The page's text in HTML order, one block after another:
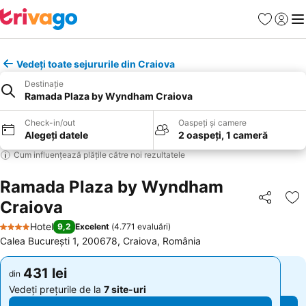
Favorite
Vedeți toate sejururile din Craiova
Destinație
Ramada Plaza by Wyndham Craiova
Check-in/out
Alegeți datele
Oaspeți și camere
2 oaspeți, 1 cameră
Cum influențează plățile către noi rezultatele
Ramada Plaza by Wyndham
Craiova
Distribuiți
4 Stele
Hotel 9,2 Excelent (4.771 evaluări)
Calea București 1, 200678, Craiova, România
din 431 lei
Vedeți prețurile de la 7 site-uri
din 431 lei
Vedeți prețurile de la 7 site-uri